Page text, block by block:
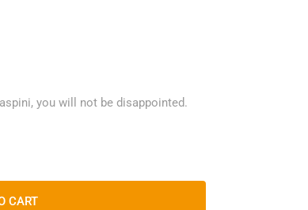
you will not be disappointed.
CART